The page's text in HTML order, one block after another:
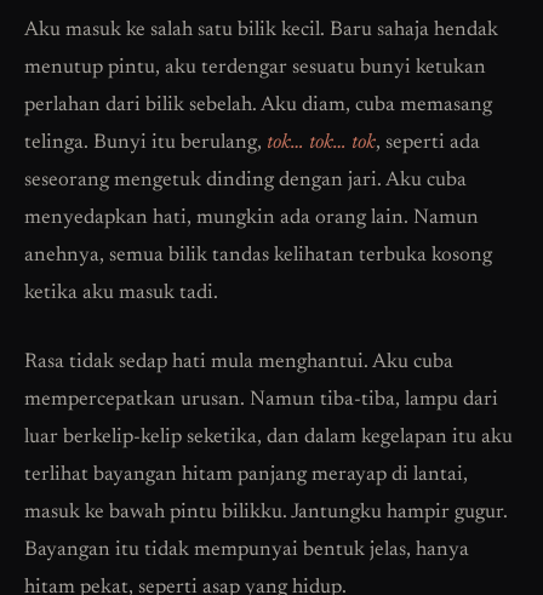
Aku masuk ke salah satu bilik kecil. Baru sahaja hendak
menutup pintu, aku terdengar sesuatu bunyi ketukan
perlahan dari bilik sebelah. Aku diam, cuba memasang
telinga. Bunyi itu berulang, tok… tok… tok, seperti ada
seseorang mengetuk dinding dengan jari. Aku cuba
menyedapkan hati, mungkin ada orang lain. Namun
anehnya, semua bilik tandas kelihatan terbuka kosong
ketika aku masuk tadi.
Rasa tidak sedap hati mula menghantui. Aku cuba
mempercepatkan urusan. Namun tiba-tiba, lampu dari
luar berkelip-kelip seketika, dan dalam kegelapan itu aku
terlihat bayangan hitam panjang merayap di lantai,
masuk ke bawah pintu bilikku. Jantungku hampir gugur.
Bayangan itu tidak mempunyai bentuk jelas, hanya
hitam pekat, seperti asap yang hidup.